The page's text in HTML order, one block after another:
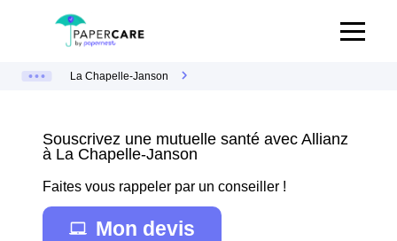
La Chapelle-Janson
Souscrivez une mutuelle santé avec Allianz
à La Chapelle-Janson
Faites vous rappeler par un conseiller !
Mon devis